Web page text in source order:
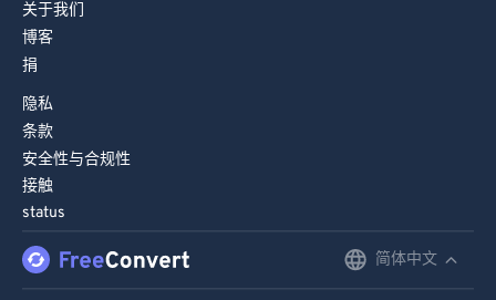
关于我们
博客
捐
隐私
条款
安全性与合规性
接触
status
简体中文